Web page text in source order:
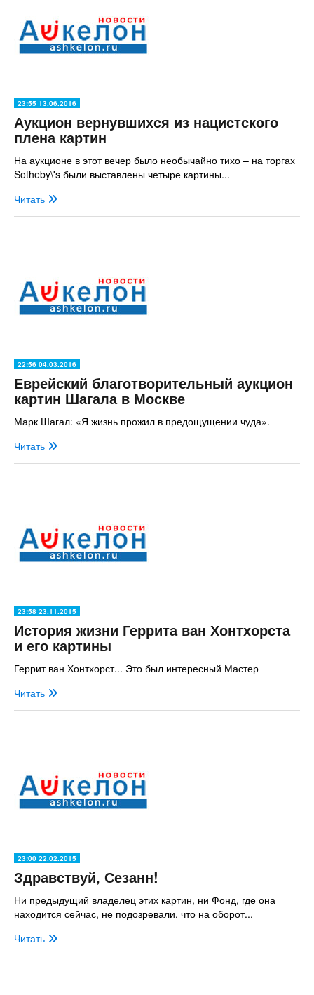
23:55 13.06.2016
Аукцион вернувшихся из нацистского
плена картин
На аукционе в этот вечер было необычайно тихо – на торгах
Sotheby\'s были выставлены четыре картины...
Читать
22:56 04.03.2016
Еврейский благотворительный аукцион
картин Шагала в Москве
Марк Шагал: «Я жизнь прожил в предощущении чуда».
Читать
23:58 23.11.2015
История жизни Геррита ван Хонтхорста
и его картины
Геррит ван Хонтхорст... Это был интересный Мастер
Читать
23:00 22.02.2015
Здравствуй, Сезанн!
Ни предыдущий владелец этих картин, ни Фонд, где она
находится сейчас, не подозревали, что на оборот...
Читать